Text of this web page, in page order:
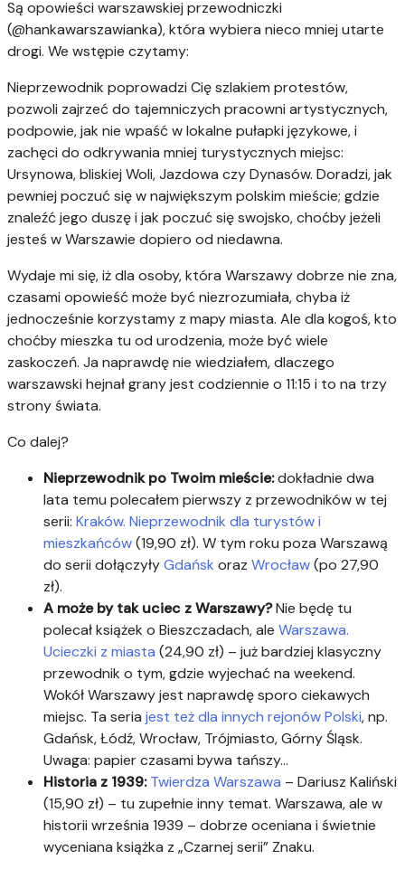
Są opowieści warszawskiej przewodniczki
(@hankawarszawianka), która wybiera nieco mniej utarte
drogi. We wstępie czytamy:
Nieprzewodnik poprowadzi Cię szlakiem protestów,
pozwoli zajrzeć do tajemniczych pracowni artystycznych,
podpowie, jak nie wpaść w lokalne pułapki językowe, i
zachęci do odkrywania mniej turystycznych miejsc:
Ursynowa, bliskiej Woli, Jazdowa czy Dynasów. Doradzi, jak
pewniej poczuć się w największym polskim mieście; gdzie
znaleźć jego duszę i jak poczuć się swojsko, choćby jeżeli
jesteś w Warszawie dopiero od niedawna.
Wydaje mi się, iż dla osoby, która Warszawy dobrze nie zna,
czasami opowieść może być niezrozumiała, chyba iż
jednocześnie korzystamy z mapy miasta. Ale dla kogoś, kto
choćby mieszka tu od urodzenia, może być wiele
zaskoczeń. Ja naprawdę nie wiedziałem, dlaczego
warszawski hejnał grany jest codziennie o 11:15 i to na trzy
strony świata.
Co dalej?
Nieprzewodnik po Twoim mieście:dokładnie dwa
lata temu polecałem pierwszy z przewodników w tej
serii: Kraków. Nieprzewodnik dla turystów i
mieszkańców(19,90 zł). W tym roku poza Warszawą
do serii dołączyłyGdańsk oraz Wrocław(po 27,90
zł).
A może by tak uciec z Warszawy?Nie będę tu
polecał książek o Bieszczadach, ale Warszawa.
Ucieczki z miasta (24,90 zł) – już bardziej klasyczny
przewodnik o tym, gdzie wyjechać na weekend.
Wokół Warszawy jest naprawdę sporo ciekawych
miejsc. Ta seria jest też dla innych rejonów Polski, np.
Gdańsk, Łódź, Wrocław, Trójmiasto, Górny Śląsk.
Uwaga: papier czasami bywa tańszy…
Historia z 1939: Twierdza Warszawa – Dariusz Kaliński
(15,90 zł) – tu zupełnie inny temat. Warszawa, ale w
historii września 1939 – dobrze oceniana i świetnie
wyceniana książka z „Czarnej serii” Znaku.